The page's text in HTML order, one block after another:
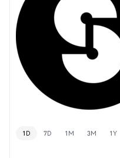
1D 7D 1M 3M 1Y